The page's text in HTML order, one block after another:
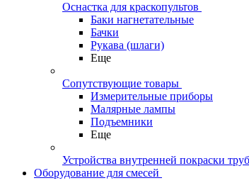
Оснастка для краскопультов
Баки нагнетательные
Бачки
Рукава (шлаги)
Еще
Сопутствующие товары
Измерительные приборы
Малярные лампы
Подъемники
Еще
Устройства внутренней покраски труб
Оборудование для смесей